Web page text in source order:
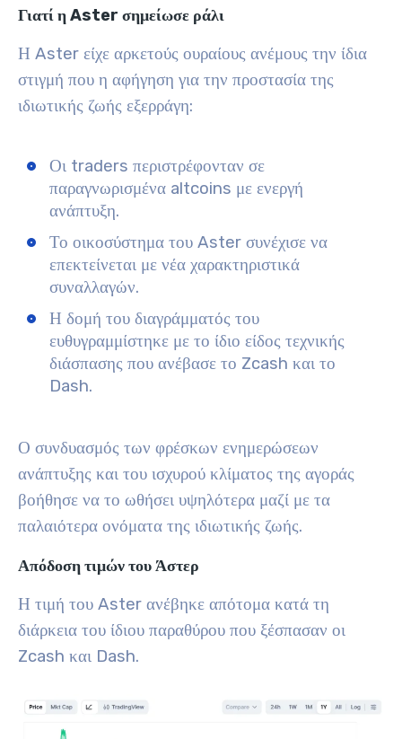
Γιατί η Aster σημείωσε ράλι
Η Aster είχε αρκετούς ουραίους ανέμους την ίδια
στιγμή που η αφήγηση για την προστασία της
ιδιωτικής ζωής εξερράγη:
Οι traders περιστρέφονταν σε
παραγνωρισμένα altcoins με ενεργή
ανάπτυξη.
Το οικοσύστημα του Aster συνέχισε να
επεκτείνεται με νέα χαρακτηριστικά
συναλλαγών.
Η δομή του διαγράμματός του
ευθυγραμμίστηκε με το ίδιο είδος τεχνικής
διάσπασης που ανέβασε το Zcash και το
Dash.
Ο συνδυασμός των φρέσκων ενημερώσεων
ανάπτυξης και του ισχυρού κλίματος της αγοράς
βοήθησε να το ωθήσει υψηλότερα μαζί με τα
παλαιότερα ονόματα της ιδιωτικής ζωής.
Απόδοση τιμών του Άστερ
Η τιμή του Aster ανέβηκε απότομα κατά τη
διάρκεια του ίδιου παραθύρου που ξέσπασαν οι
Zcash και Dash.